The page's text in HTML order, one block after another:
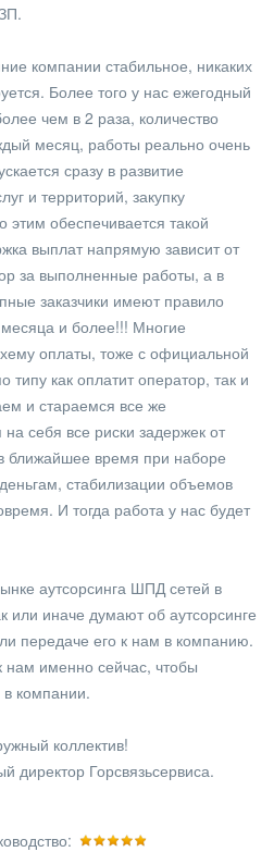
компании стабильное, никаких
Более того у нас ежегодный
чем в 2 раза, количество
месяц, работы реально очень
сразу в развитие
и территорий, закупку
обеспечивается такой
выплат напрямую зависит от
за выполненные работы, а в
заказчики имеют правило
и более!!! Многие
оплаты, тоже с официальной
как оплатит оператор, так и
и стараемся все же
себя все риски задержек от
ближайшее время при наборе
стабилизации объемов
И тогда работа у нас будет
аутсорсинга ШПД сетей в
или иначе думают об аутсорсинге
передаче его к нам в компанию.
нам именно сейчас, чтобы
компании.
коллектив!
директор Горсвязьсервиса.